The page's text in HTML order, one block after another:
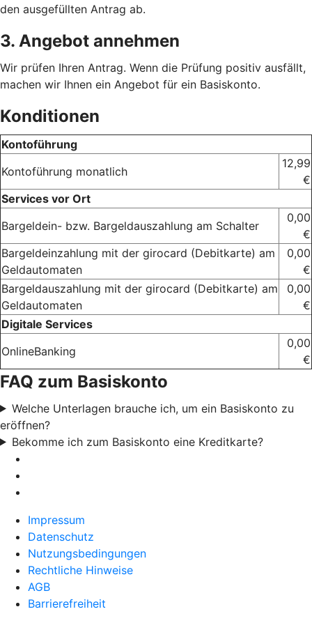
den ausgefüllten Antrag ab.
3. Angebot annehmen
Wir prüfen Ihren Antrag. Wenn die Prüfung positiv ausfällt,
machen wir Ihnen ein Angebot für ein Basiskonto.
Konditionen
Kontoführung
Kontoführung monatlich
12,99
€
Services vor Ort
Bargeldein- bzw. Bargeldauszahlung am Schalter
0,00
€
Bargeldeinzahlung mit der girocard (Debitkarte) am
Geldautomaten
0,00
€
Bargeldauszahlung mit der girocard (Debitkarte) am
Geldautomaten
0,00
€
Digitale Services
OnlineBanking
0,00
€
FAQ zum Basiskonto
Welche Unterlagen brauche ich, um ein Basiskonto zu
eröffnen?
Bekomme ich zum Basiskonto eine Kreditkarte?
Impressum
Datenschutz
Nutzungsbedingungen
Rechtliche Hinweise
AGB
Barrierefreiheit